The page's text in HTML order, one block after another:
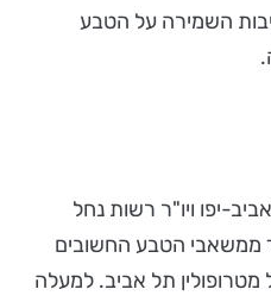
השמירה על הטבע
יפו ויו"ר רשות נחל
ממשאבי הטבע החשובים
מטרופולין תל אביב. למעלה